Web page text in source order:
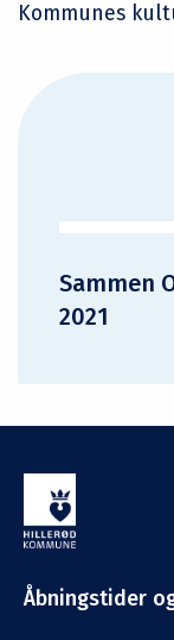
Kommunes
Sammen
2021
Åbningstider